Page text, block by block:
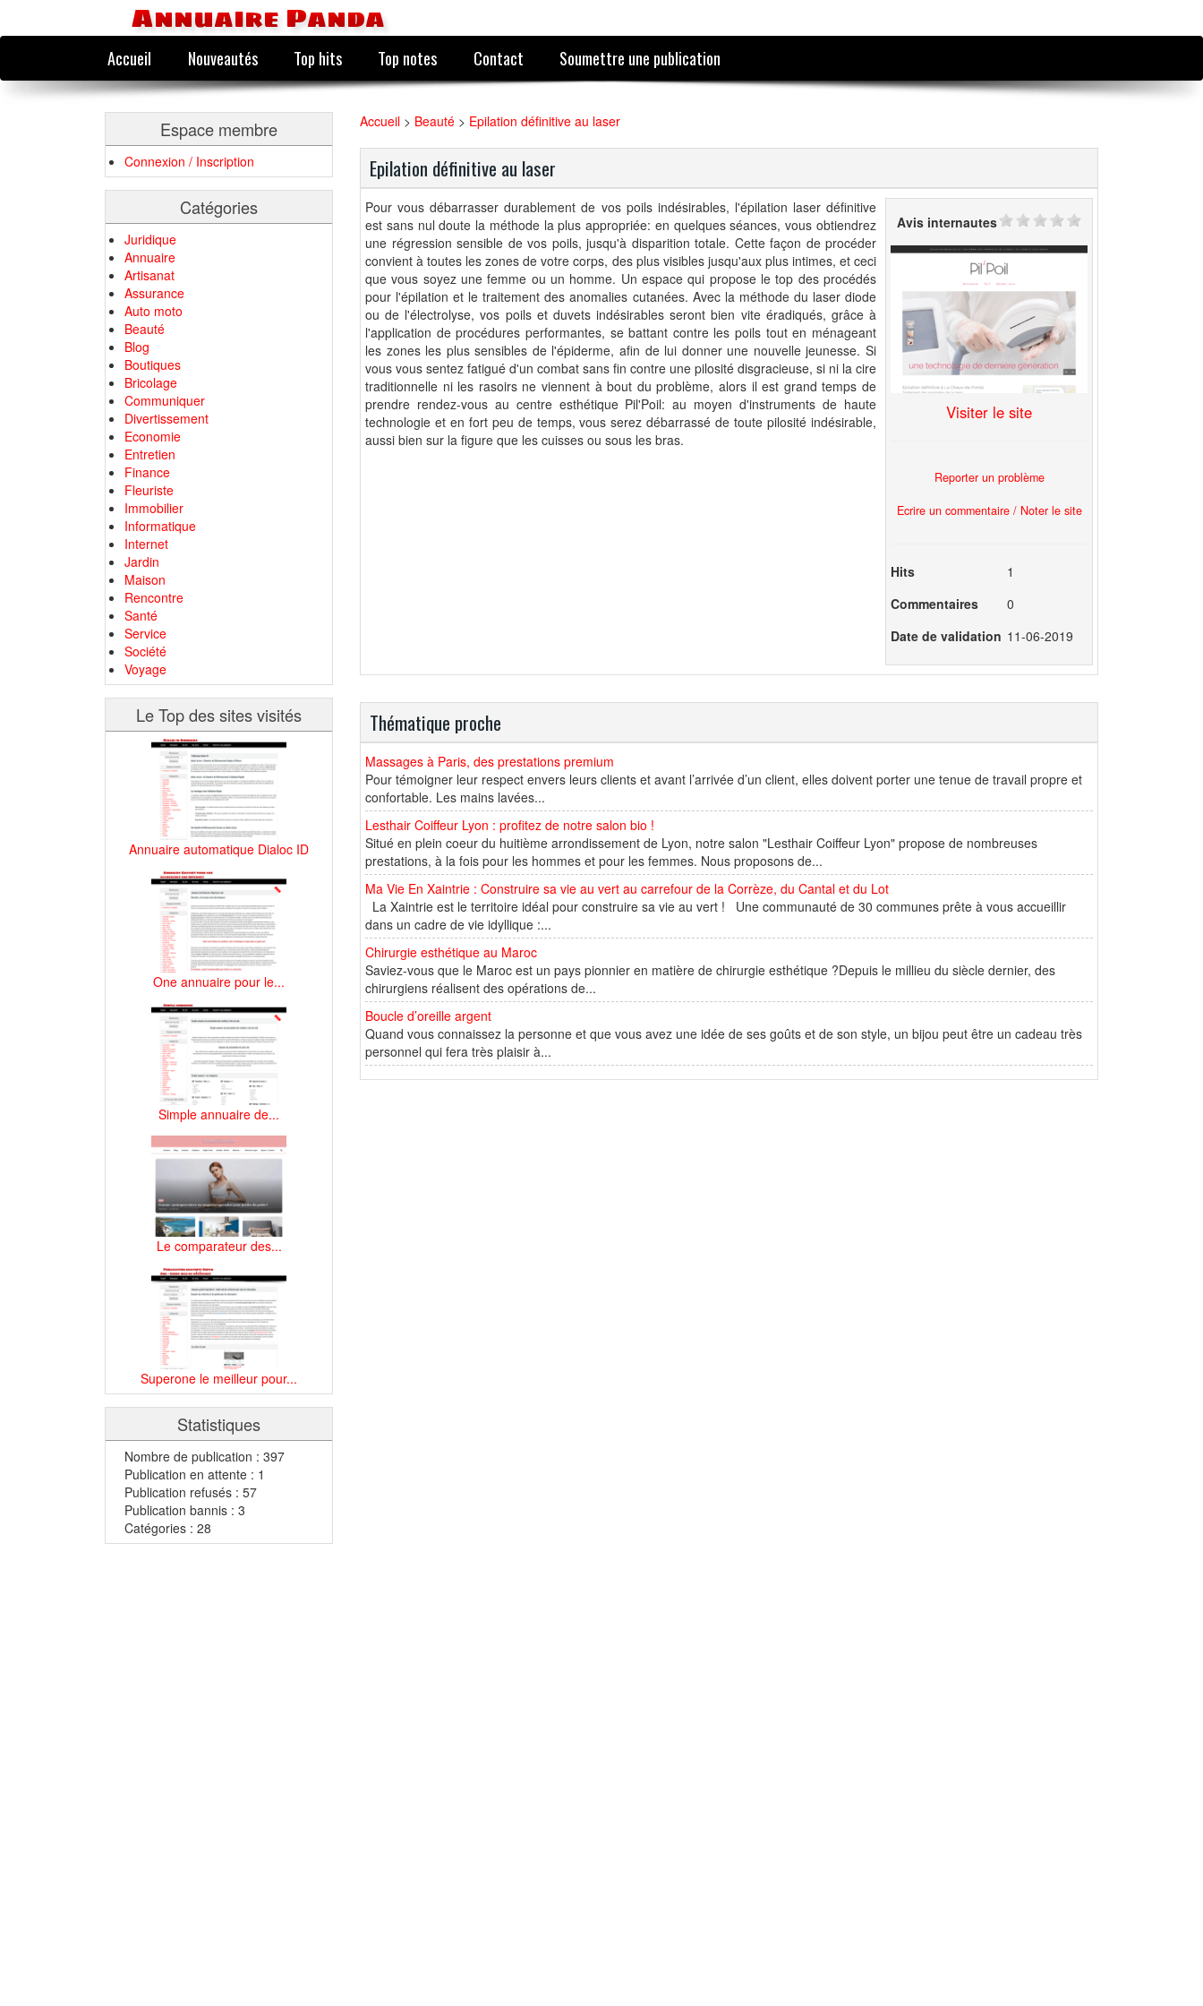
Annuaire Panda
Accueil Nouveautés Top hits Top notes Contact Soumettre une publication
Espace membre
Connexion / Inscription
Catégories
Juridique
Annuaire
Artisanat
Assurance
Auto moto
Beauté
Blog
Boutiques
Bricolage
Communiquer
Divertissement
Economie
Entretien
Finance
Fleuriste
Immobilier
Informatique
Internet
Jardin
Maison
Rencontre
Santé
Service
Société
Voyage
Le Top des sites visités
Annuaire automatique Dialoc ID
One annuaire pour le...
Simple annuaire de...
Le comparateur des...
Superone le meilleur pour...
Statistiques
Nombre de publication : 397
Publication en attente : 1
Publication refusés : 57
Publication bannis : 3
Catégories : 28
Accueil > Beauté > Epilation définitive au laser
Epilation définitive au laser
Pour vous débarrasser durablement de vos poils indésirables, l'épilation laser définitive
est sans nul doute la méthode la plus appropriée: en quelques séances, vous obtiendrez
une régression sensible de vos poils, jusqu'à disparition totale. Cette façon de procéder
convient à toutes les zones de votre corps, des plus visibles jusqu'aux plus intimes, et ceci
que vous soyez une femme ou un homme. Un espace qui propose le top des procédés
pour l'épilation et le traitement des anomalies cutanées. Avec la méthode du laser diode
ou de l'électrolyse, vos poils et duvets indésirables seront bien vite éradiqués, grâce à
l'application de procédures performantes, se battant contre les poils tout en ménageant
les zones les plus sensibles de l'épiderme, afin de lui donner une nouvelle jeunesse. Si
vous vous sentez fatigué d'un combat sans fin contre une pilosité disgracieuse, si ni la cire
traditionnelle ni les rasoirs ne viennent à bout du problème, alors il est grand temps de
prendre rendez-vous au centre esthétique Pil'Poil: au moyen d'instruments de haute
technologie et en fort peu de temps, vous serez débarrassé de toute pilosité indésirable,
aussi bien sur la figure que les cuisses ou sous les bras.
Avis internautes
Visiter le site
Reporter un problème
Ecrire un commentaire / Noter le site
Hits
1
Commentaires
0
Date de validation 11-06-2019
Thématique proche
Massages à Paris, des prestations premium
Pour témoigner leur respect envers leurs clients et avant l’arrivée d’un client, elles doivent porter une tenue de travail propre et
confortable. Les mains lavées...
Lesthair Coiffeur Lyon : profitez de notre salon bio !
Situé en plein coeur du huitième arrondissement de Lyon, notre salon "Lesthair Coiffeur Lyon" propose de nombreuses
prestations, à la fois pour les hommes et pour les femmes. Nous proposons de...
Ma Vie En Xaintrie : Construire sa vie au vert au carrefour de la Corrèze, du Cantal et du Lot
La Xaintrie est le territoire idéal pour construire sa vie au vert ! Une communauté de 30 communes prête à vous accueillir
dans un cadre de vie idyllique :...
Chirurgie esthétique au Maroc
Saviez-vous que le Maroc est un pays pionnier en matière de chirurgie esthétique ?Depuis le millieu du siècle dernier, des
chirurgiens réalisent des opérations de...
Boucle d’oreille argent
Quand vous connaissez la personne et que vous avez une idée de ses goûts et de son style, un bijou peut être un cadeau très
personnel qui fera très plaisir à...